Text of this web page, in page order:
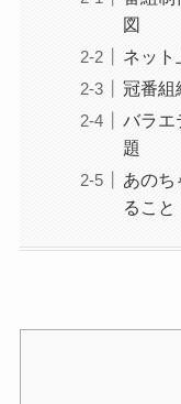
図
ネット
冠番組
バラエ
題
あのち
ること